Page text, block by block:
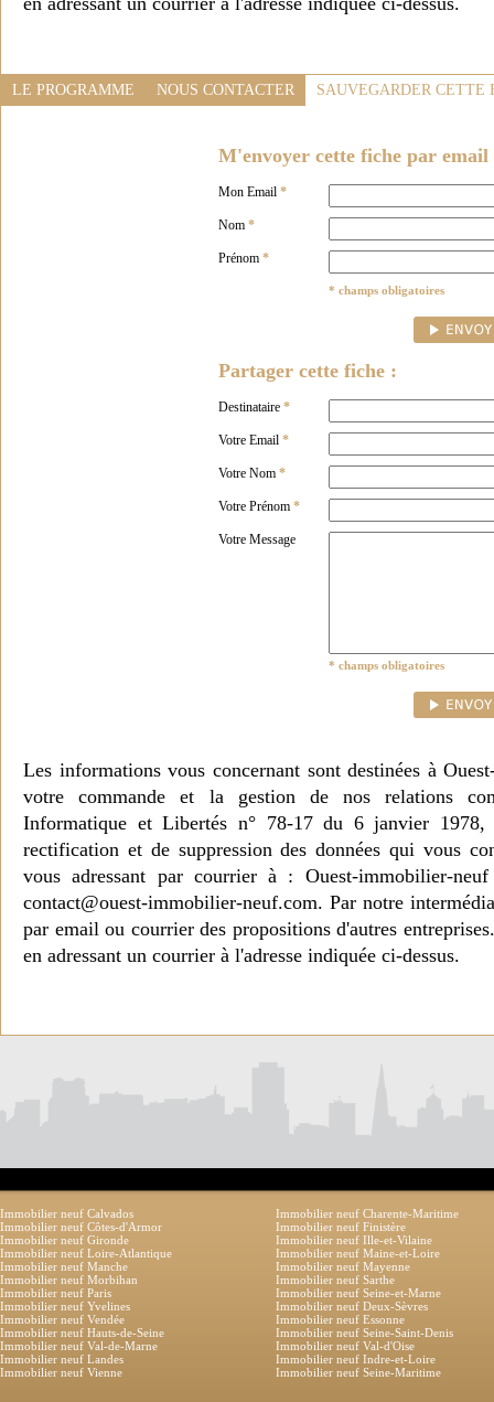
LE PROGRAMME NOUS CONTACTER SAUVEGARDER CETTE
M'envoyer cette fiche par email
Mon Email *
Nom *
Prénom *
* champs obligatoires
Partager cette fiche :
Destinataire *
Votre Email *
Votre Nom *
Votre Prénom *
Votre Message
* champs obligatoires
Les informations vous concernant sont destinées à
votre commande et la gestion de nos relations
Informatique et Libertés n° 78-17 du 6 janvier 1978,
rectification et de suppression des données qui vous
vous adressant par courrier à : Ouest-immobilier-
contact@ouest-immobilier-neuf.com. Par notre
par email ou courrier des propositions d'autres
en adressant un courrier à l'adresse indiquée ci-dessus.
Immobilier neuf Calvados
Immobilier neuf Charente-Maritime
Immobilier neuf Côtes-d'Armor
Immobilier neuf Finistère
Immobilier neuf Gironde
Immobilier neuf Ille-et-Vilaine
Immobilier neuf Loire-Atlantique
Immobilier neuf Maine-et-Loire
Immobilier neuf Manche
Immobilier neuf Mayenne
Immobilier neuf Morbihan
Immobilier neuf Sarthe
Immobilier neuf Paris
Immobilier neuf Seine-et-Marne
Immobilier neuf Yvelines
Immobilier neuf Deux-Sèvres
Immobilier neuf Vendée
Immobilier neuf Essonne
Immobilier neuf Hauts-de-Seine
Immobilier neuf Seine-Saint-Denis
Immobilier neuf Val-de-Marne
Immobilier neuf Val-d'Oise
Immobilier neuf Landes
Immobilier neuf Indre-et-Loire
Immobilier neuf Vienne
Immobilier neuf Seine-Maritime